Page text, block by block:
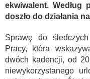
ekwiwalent.
doszło do działania
Sprawę do
Pracy, która
dwóch kadencji, od
niewykorzystanego